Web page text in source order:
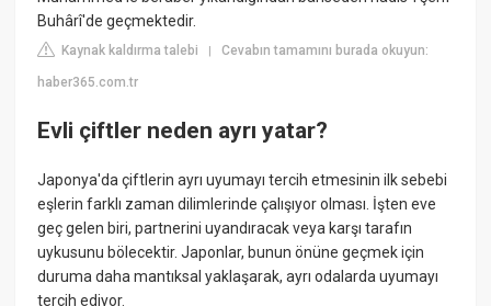
Buhârî'de geçmektedir.
Kaynak kaldırma talebi |Cevabın tamamını burada okuyun:
haber365.com.tr
Evli çiftler neden ayrı yatar?
Japonya'da çiftlerin ayrı uyumayı tercih etmesinin ilk sebebi
eşlerin farklı zaman dilimlerinde çalışıyor olması. İşten eve
geç gelen biri, partnerini uyandıracak veya karşı tarafın
uykusunu bölecektir. Japonlar, bunun önüne geçmek için
duruma daha mantıksal yaklaşarak, ayrı odalarda uyumayı
tercih ediyor.